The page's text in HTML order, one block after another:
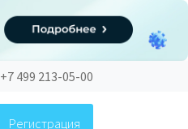
+7 499 213-05-00
Регистрация